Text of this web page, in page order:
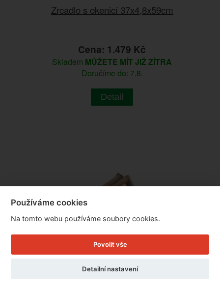
Zrcadlo s okenicí 37x4,8x59cm
Cena: 1.479 Kč
Skladem MŮŽETE MÍT JIŽ ZÍTRA
Doručíme do: 7.8.
Detail
Používáme cookies
Na tomto webu používáme soubory cookies.
Povolit vše
Detailní nastavení